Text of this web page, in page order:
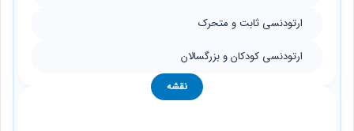
ارتودنسی ثابت و متحرک
ارتودنسی کودکان و بزرگسالان
نقشه